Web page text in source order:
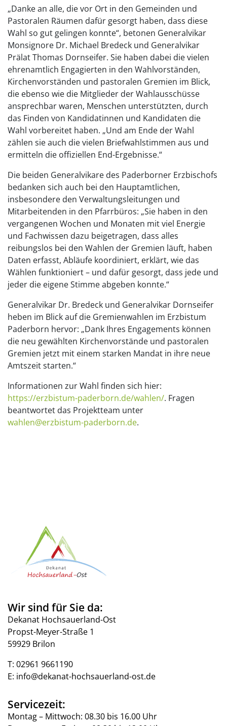
„Danke an alle, die vor Ort in den Gemeinden und
Pastoralen Räumen dafür gesorgt haben, dass diese
Wahl so gut gelingen konnte“, betonen Generalvikar
Monsignore Dr. Michael Bredeck und Generalvikar
Prälat Thomas Dornseifer. Sie haben dabei die vielen
ehrenamtlich Engagierten in den Wahlvorständen,
Kirchenvorständen und pastoralen Gremien im Blick,
die ebenso wie die Mitglieder der Wahlausschüsse
ansprechbar waren, Menschen unterstützten, durch
das Finden von Kandidatinnen und Kandidaten die
Wahl vorbereitet haben. „Und am Ende der Wahl
zählen sie auch die vielen Briefwahlstimmen aus und
ermitteln die offiziellen End-Ergebnisse.“
Die beiden Generalvikare des Paderborner Erzbischofs
bedanken sich auch bei den Hauptamtlichen,
insbesondere den Verwaltungsleitungen und
Mitarbeitenden in den Pfarrbüros: „Sie haben in den
vergangenen Wochen und Monaten mit viel Energie
und Fachwissen dazu beigetragen, dass alles
reibungslos bei den Wahlen der Gremien läuft, haben
Daten erfasst, Abläufe koordiniert, erklärt, wie das
Wählen funktioniert – und dafür gesorgt, dass jede und
jeder die eigene Stimme abgeben konnte.“
Generalvikar Dr. Bredeck und Generalvikar Dornseifer
heben im Blick auf die Gremienwahlen im Erzbistum
Paderborn hervor: „Dank Ihres Engagements können
die neu gewählten Kirchenvorstände und pastoralen
Gremien jetzt mit einem starken Mandat in ihre neue
Amtszeit starten.“
Informationen zur Wahl finden sich hier:
https://erzbistum-paderborn.de/wahlen/. Fragen
beantwortet das Projektteam unter
wahlen@erzbistum-paderborn.de.
Wir sind für Sie da:
Dekanat Hochsauerland-Ost
Propst-Meyer-Straße 1
59929 Brilon
T: 02961 9661190
E: info@dekanat-hochsauerland-ost.de
Servicezeit:
Montag – Mittwoch: 08.30 bis 16.00 Uhr